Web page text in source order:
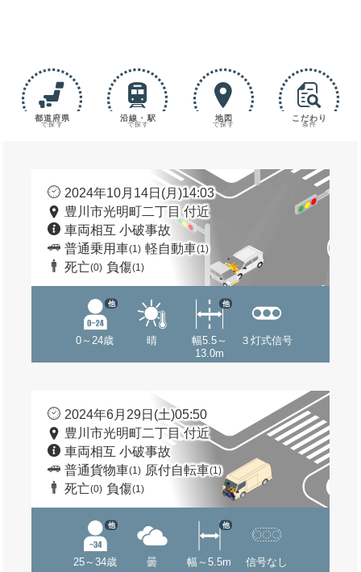
都道府県
で探す
沿線・駅
で探す
地図
で探す
こだわり
条件
2024年10月14日(月)14:03
豊川市光明町二丁目 付近
車両相互 小破事故
普通乗用車(1) 軽自動車(1)
死亡(0) 負傷(1)
0～24歳
他
晴
幅5.5～
13.0m
他
３灯式信号
2024年6月29日(土)05:50
豊川市光明町二丁目 付近
車両相互 小破事故
普通貨物車(1) 原付自転車(1)
死亡(0) 負傷(1)
25～34歳
他
曇 幅～5.5m
他
信号なし